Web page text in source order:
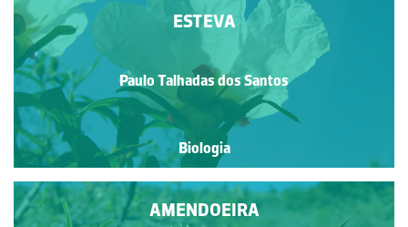
ESTEVA
Paulo Talhadas dos Santos
Biologia
AMENDOEIRA